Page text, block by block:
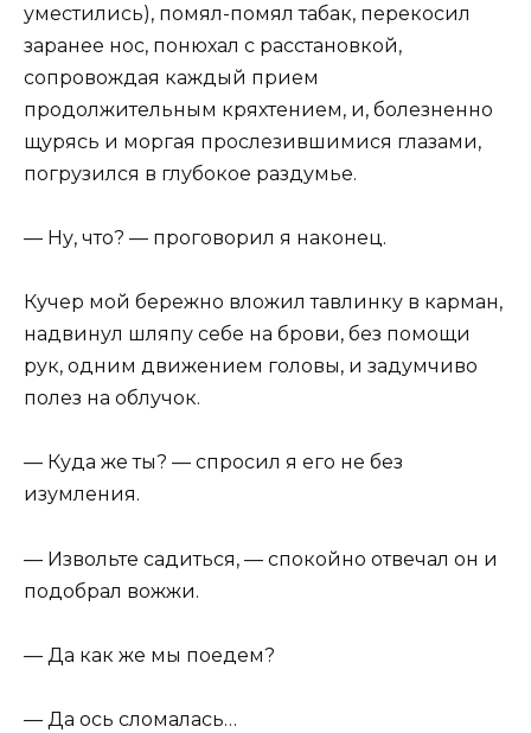
уместились), помял-помял табак, перекосил
заранее нос, понюхал с расстановкой,
сопровождая каждый прием
продолжительным кряхтением, и, болезненно
щурясь и моргая прослезившимися глазами,
погрузился в глубокое раздумье.
— Ну, что? — проговорил я наконец.
Кучер мой бережно вложил тавлинку в карман,
надвинул шляпу себе на брови, без помощи
рук, одним движением головы, и задумчиво
полез на облучок.
— Куда же ты? — спросил я его не без
изумления.
— Извольте садиться, — спокойно отвечал он и
подобрал вожжи.
— Да как же мы поедем?
— Да ось сломалась…